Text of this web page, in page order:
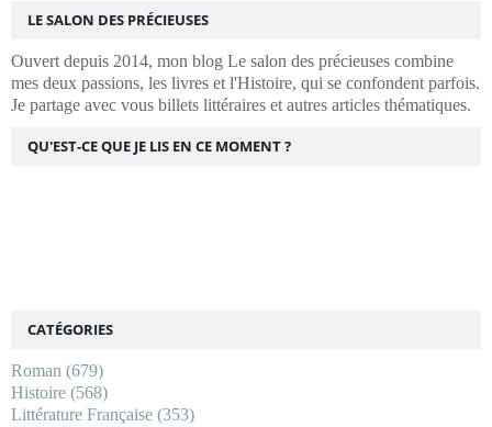
LE SALON DES PRÉCIEUSES
Ouvert depuis 2014, mon blog Le salon des précieuses combine
mes deux passions, les livres et l'Histoire, qui se confondent parfois.
Je partage avec vous billets littéraires et autres articles thématiques.
CATÉGORIES
Roman (679)
Histoire (568)
Littérature Française (353)
QU'EST-CE QUE JE LIS EN CE MOMENT ?